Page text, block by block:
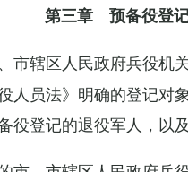
第三章 预备役登
市辖区人民政府兵役机
人员法》明确的登记对
登记的退役军人，以